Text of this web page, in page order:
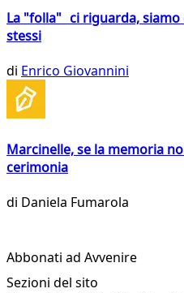
La "folla" ci riguarda,
stessi
di Enrico Giovannini
Marcinelle, se la memoria
cerimonia
di Daniela Fumarola
Abbonati ad Avvenire
Sezioni del sito